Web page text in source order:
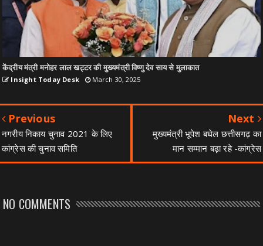
केंद्रीय मंत्री मनोहर लाल खट्टर की मुख्यमंत्री विष्णु देव साय से मुलाकात
Insight Today Desk March 30, 2025
Previous
नगरीय निकाय चुनाव 2021 के लिए
कांग्रेस की चुनाव समिति
Next
मुख्यमंत्री भूपेश बघेल छत्तीसगढ़ का
मान सम्मान बढ़ा रहे -कांग्रेस
NO COMMENTS